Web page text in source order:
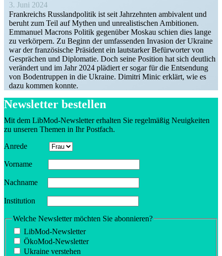
3. Juni 2024
Frank­reichs Russland­po­litik ist seit Jahrzehnten ambivalent und
beruht zum Teil auf Mythen und unrea­lis­ti­schen Ambitionen.
Emmanuel Macrons Politik gegenüber Moskau schien dies lange
zu verkörpern. Zu Beginn der umfas­senden Invasion der Ukraine
war der franzö­sische Präsident ein lautstarker Befür­worter von
Gesprächen und Diplo­matie. Doch seine Position hat sich deutlich
verändert und im Jahr 2024 plädiert er sogar für die Entsendung
von Boden­truppen in die Ukraine. Dimitri Minic erklärt, wie es
dazu kommen konnte.
Newsletter bestellen
Mit dem LibMod-Newsletter erhalten Sie regel­mäßig Neuig­keiten
zu unseren Themen in Ihr Postfach.
Anrede
Vorname
Nachname
Insti­tution
Welche Newsletter möchten Sie abonnieren?
LibMod-Newsletter
ÖkoMod-Newsletter
Ukraine verstehen